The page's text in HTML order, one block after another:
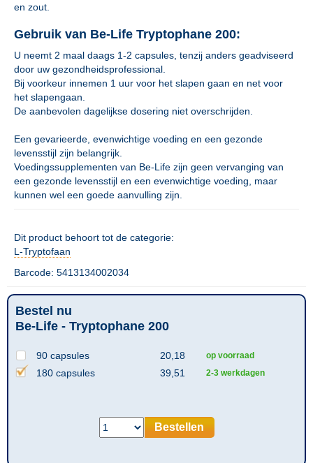
en zout.
Gebruik van Be-Life Tryptophane 200:
U neemt 2 maal daags 1-2 capsules, tenzij anders geadviseerd
door uw gezondheidsprofessional.
Bij voorkeur innemen 1 uur voor het slapen gaan en net voor
het slapengaan.
De aanbevolen dagelijkse dosering niet overschrijden.
Een gevarieerde, evenwichtige voeding en een gezonde
levensstijl zijn belangrijk.
Voedingssupplementen van Be-Life zijn geen vervanging van
een gezonde levensstijl en een evenwichtige voeding, maar
kunnen wel een goede aanvulling zijn.
Dit product behoort tot de categorie:
L-Tryptofaan
Barcode: 5413134002034
Bestel nu
Be-Life - Tryptophane 200
90 capsules 20,18 op voorraad
180 capsules 39,51 2-3 werkdagen
Bestellen